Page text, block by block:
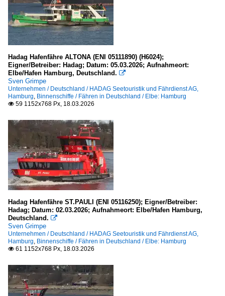
Hadag Hafenfähre ALTONA (ENI 05111890) (H6024);
Eigner/Betreiber: Hadag; Datum: 05.03.2026; Aufnahmeort:
Elbe/Hafen Hamburg, Deutschland. 
Sven Grimpe
Unternehmen / Deutschland / HADAG Seetouristik und Fährdienst AG,
Hamburg, Binnenschiffe / Fähren in Deutschland / Elbe: Hamburg
 59 1152x768 Px, 18.03.2026
Hadag Hafenfähre ST.PAULI (ENI 05116250); Eigner/Betreiber:
Hadag; Datum: 02.03.2026; Aufnahmeort: Elbe/Hafen Hamburg,
Deutschland. 
Sven Grimpe
Unternehmen / Deutschland / HADAG Seetouristik und Fährdienst AG,
Hamburg, Binnenschiffe / Fähren in Deutschland / Elbe: Hamburg
 61 1152x768 Px, 18.03.2026